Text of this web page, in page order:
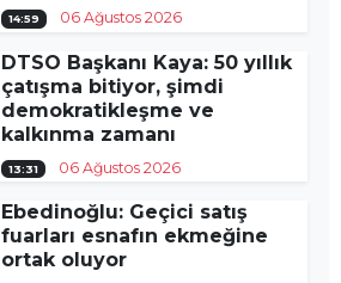
14:59 06 Ağustos 2026
DTSO Başkanı Kaya: 50 yıllık
çatışma bitiyor, şimdi
demokratikleşme ve
kalkınma zamanı
13:31 06 Ağustos 2026
Ebedinoğlu: Geçici satış
fuarları esnafın ekmeğine
ortak oluyor